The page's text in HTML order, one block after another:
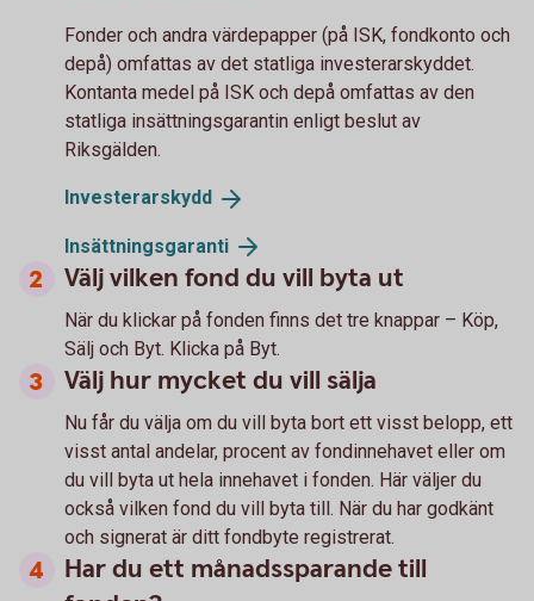
Fonder och andra värdepapper (på ISK, fondkonto och
depå) omfattas av det statliga investerarskyddet.
Kontanta medel på ISK och depå omfattas av den
statliga insättningsgarantin enligt beslut av
Riksgälden.
Investerarskydd
Insättningsgaranti
Välj vilken fond du vill byta ut
När du klickar på fonden finns det tre knappar – Köp,
Sälj och Byt. Klicka på Byt.
Välj hur mycket du vill sälja
Nu får du välja om du vill byta bort ett visst belopp, ett
visst antal andelar, procent av fondinnehavet eller om
du vill byta ut hela innehavet i fonden. Här väljer du
också vilken fond du vill byta till. När du har godkänt
och signerat är ditt fondbyte registrerat.
Har du ett månadssparande till